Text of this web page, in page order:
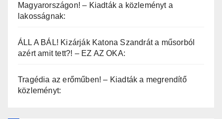
Magyarországon! – Kiadták a közleményt a
lakosságnak:
ÁLL A BÁL! Kizárják Katona Szandrát a műsorból
azért amit tett?! – EZ AZ OKA:
Tragédia az erőműben! – Kiadták a megrendítő
közleményt: